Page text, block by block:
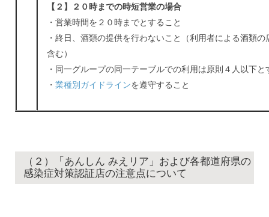
【２】２０時までの時短営業の場合
・営業時間を２０時までとすること
・終日、酒類の提供を行わないこと（利用者による酒類の
含む）
・同一グループの同一テーブルでの利用は原則４人以下と
・ 業種別ガイドラインを遵守すること
（２）「あんしん みえリア」および各都道府県の
感染症対策認証店の注意点について